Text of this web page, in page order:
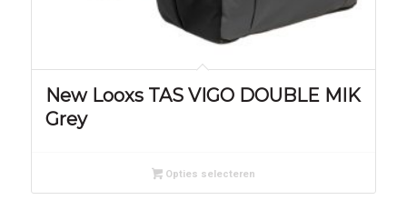
New Looxs TAS VIGO DOUBLE MIK
Grey
Opties selecteren